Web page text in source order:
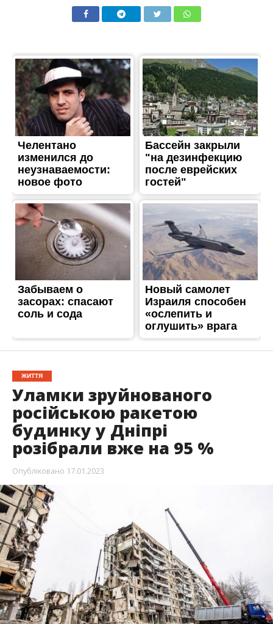
ЖИТТЯ
Уламки зруйнованого
російською ракетою
будинку у Дніпрі
розібрали вже на 95 %
Опубліковано 17.01.2023